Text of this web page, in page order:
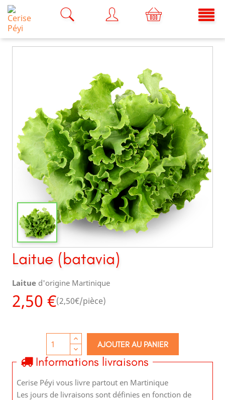
Laitue (batavia)
Laitue d'origine Martinique
2,50 €(2,50€/pièce)
AJOUTER AU PANIER
Informations livraisons
Cerise Péyi vous livre partout en Martinique
Les jours de livraisons sont définies en fonction de